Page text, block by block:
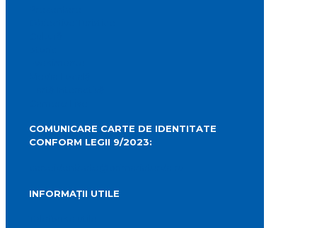
COMUNICARE CARTE DE IDENTITATE
CONFORM LEGII 9/2023:
INFORMAȚII UTILE